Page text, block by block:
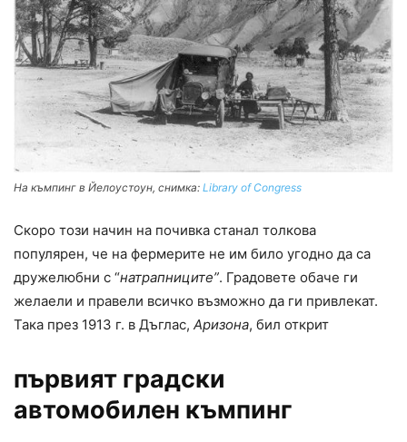
На къмпинг в Йелоустоун, снимка: Library of Congress
Скоро този начин на почивка станал толкова
популярен, че на фермерите не им било угодно да са
дружелюбни с “натрапниците”. Градовете обаче ги
желаели и правели всичко възможно да ги привлекат.
Така през 1913 г. в Дъглас, Аризона, бил открит
първият градски
автомобилен къмпинг